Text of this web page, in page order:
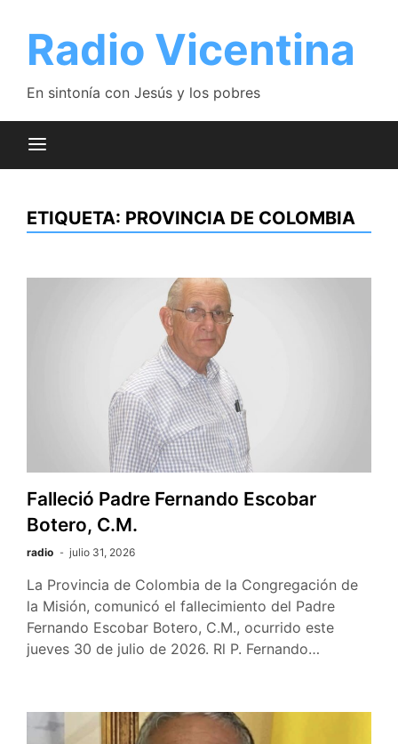
contenido
Radio Vicentina
En sintonía con Jesús y los pobres
ETIQUETA: PROVINCIA DE COLOMBIA
Falleció Padre Fernando Escobar
Botero, C.M.
radio julio 31, 2026
La Provincia de Colombia de la Congregación de
la Misión, comunicó el fallecimiento del Padre
Fernando Escobar Botero, C.M., ocurrido este
jueves 30 de julio de 2026. Rl P. Fernando…